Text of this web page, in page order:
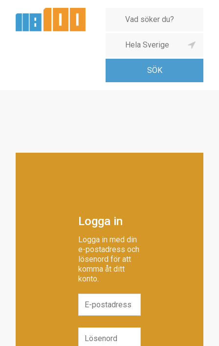
Logga in
Logga in med din
e-postadress och
lösenord för att
komma åt ditt
konto.